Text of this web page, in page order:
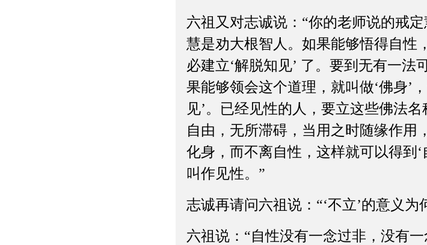
六祖又对志诚说：“你的老师说的戒
慧是劝大根智人。如果能够悟得自性
必建立‘解脱知见’ 了。要到无有一法
果能够领会这个道理，就叫做‘佛身’
见’。已经见性的人，要立这些佛法
自由，无所滞碍，当用之时随缘作用
化身，而不离自性，这样就可以得到‘
叫作见性。”
志诚再请问六祖说：“‘不立’的意义为
六祖说：“自性没有一念过非，没有